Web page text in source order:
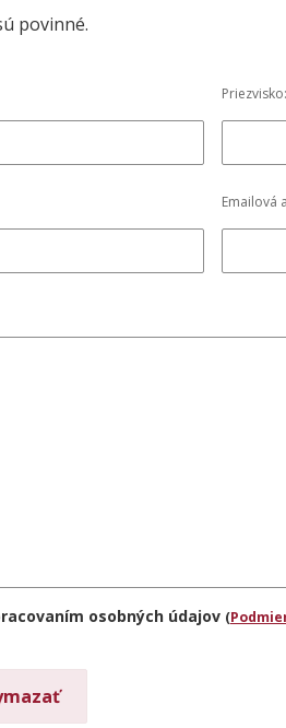
povinné.
Emailová
osobných údajov (